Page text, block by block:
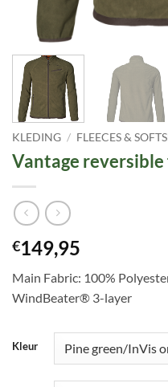
KLEDING / FLEECES &
Vantage reversible
€149,95
Main Fabric: 100%
WindBeater® 3-layer
Kleur